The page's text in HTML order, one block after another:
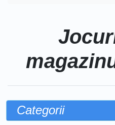
Categorii